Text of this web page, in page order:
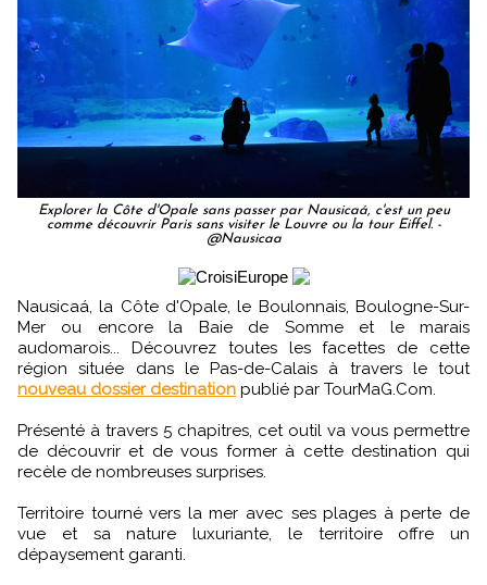
Explorer la Côte d'Opale sans passer par Nausicaá, c'est un peu
comme découvrir Paris sans visiter le Louvre ou la tour Eiffel. -
@Nausicaa
Nausicaá, la Côte d'Opale, le Boulonnais, Boulogne-Sur-
Mer ou encore la Baie de Somme et le marais
audomarois... Découvrez toutes les facettes de cette
région située dans le Pas-de-Calais à travers le tout
nouveau dossier destination publié par TourMaG.Com.
Présenté à travers 5 chapitres, cet outil va vous permettre
de découvrir et de vous former à cette destination qui
recèle de nombreuses surprises.
Territoire tourné vers la mer avec ses plages à perte de
vue et sa nature luxuriante, le territoire offre un
dépaysement garanti.